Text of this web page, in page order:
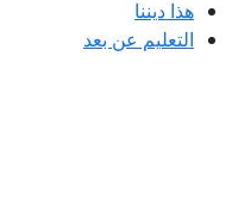
هذا ديننا
التعليم عن بعد